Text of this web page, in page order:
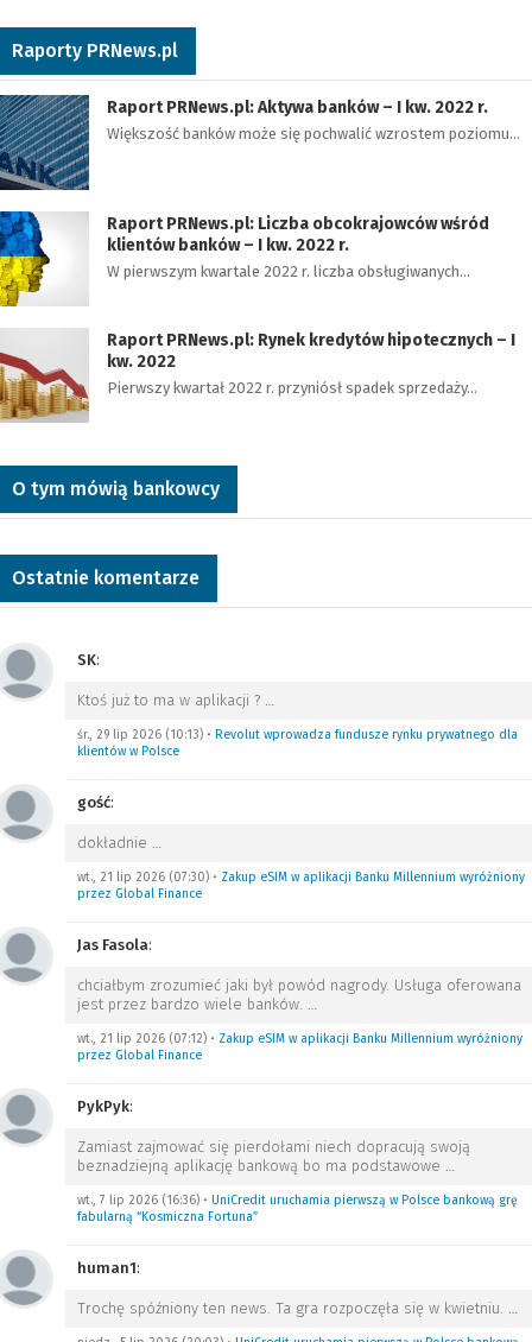
Raporty PRNews.pl
Raport PRNews.pl: Aktywa banków – I kw. 2022 r.
Większość banków może się pochwalić wzrostem poziomu…
Raport PRNews.pl: Liczba obcokrajowców wśród
klientów banków – I kw. 2022 r.
W pierwszym kwartale 2022 r. liczba obsługiwanych…
Raport PRNews.pl: Rynek kredytów hipotecznych – I
kw. 2022
Pierwszy kwartał 2022 r. przyniósł spadek sprzedaży…
O tym mówią bankowcy
Ostatnie komentarze
SK:
Ktoś już to ma w aplikacji ? …
śr., 29 lip 2026 (10:13) • Revolut wprowadza fundusze rynku prywatnego dla
klientów w Polsce
gość:
dokładnie …
wt., 21 lip 2026 (07:30) • Zakup eSIM w aplikacji Banku Millennium wyróżniony
przez Global Finance
Jas Fasola:
chciałbym zrozumieć jaki był powód nagrody. Usługa oferowana
jest przez bardzo wiele banków. …
wt., 21 lip 2026 (07:12) • Zakup eSIM w aplikacji Banku Millennium wyróżniony
przez Global Finance
PykPyk:
Zamiast zajmować się pierdołami niech dopracują swoją
beznadziejną aplikację bankową bo ma podstawowe …
wt., 7 lip 2026 (16:36) • UniCredit uruchamia pierwszą w Polsce bankową grę
fabularną “Kosmiczna Fortuna”
human1:
Trochę spóźniony ten news. Ta gra rozpoczęła się w kwietniu. …